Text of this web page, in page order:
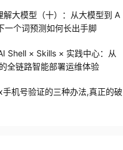
解大模型（十）：从大模型到 A
个词预测如何长出手脚
Shell × Skills × 实践中心：从
的全链路智能部署运维体验
机号验证的三种办法,真正的破